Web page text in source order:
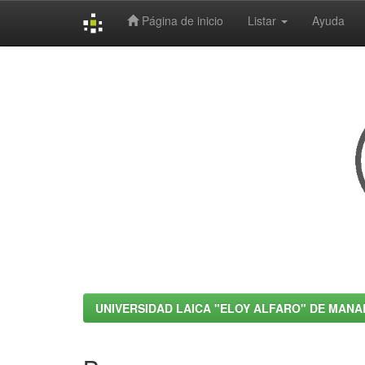
Página de inicio Listar Ayuda
UNIVERSIDAD LAICA "ELOY ALFARO" DE